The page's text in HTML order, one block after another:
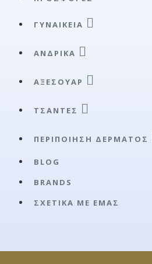
ΓΥΝΑΙΚΕΊΑ
ΑΝΔΡΙΚΆ
ΑΞΕΣΟΥΑΡ
ΤΣΆΝΤΕΣ
ΠΕΡΙΠΟΊΗΣΗ ΔΈΡΜΑΤΟΣ
BLOG
BRANDS
ΣΧΕΤΙΚΆ ΜΕ ΕΜΆΣ